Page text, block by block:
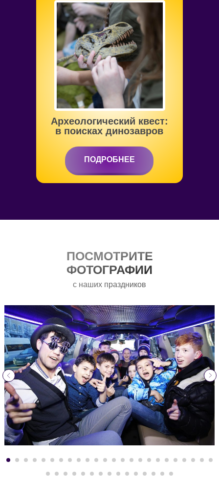
от 4 до 10 лет
ПОДРОБНЕЕ
ПОДРОБНЕЕ
Археологический квест:
в поисках динозавров
ПОСМОТРИТЕ
ФОТОГРАФИИ
с наших праздников